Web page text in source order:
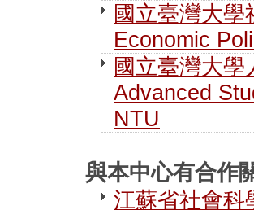
國立臺灣大
Economic
國立臺灣大
Advanced
NTU
與本中心有合作
江蘇省社會科